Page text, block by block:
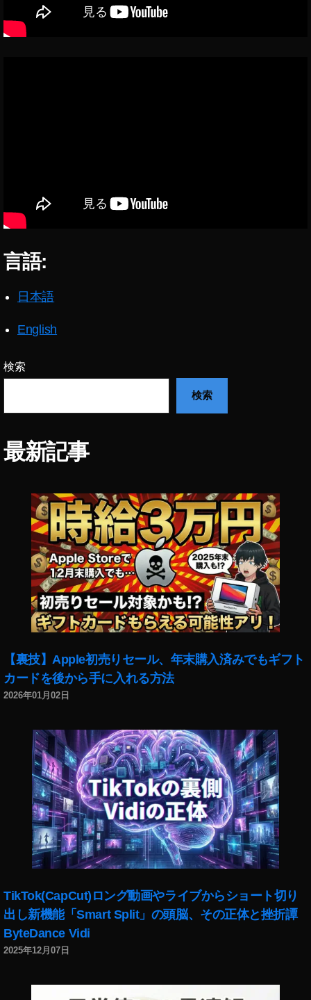
言語:
日本語
English
検索
検索
最新記事
【裏技】Apple初売りセール、年末購入済みでもギフト
カードを後から手に入れる方法
2026年01月02日
TikTok(CapCut)ロング動画やライブからショート切り
出し新機能「Smart Split」の頭脳、その正体と挫折譚
ByteDance Vidi
2025年12月07日